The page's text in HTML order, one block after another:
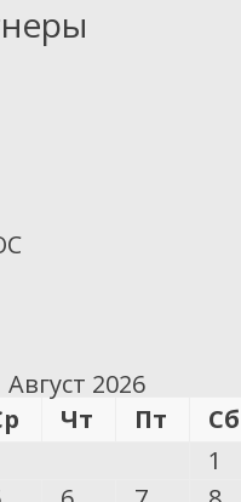
Август 2026
Чт Пт Сб
1